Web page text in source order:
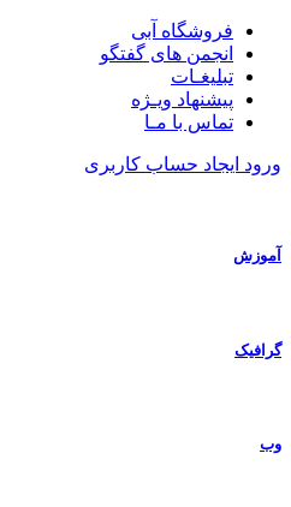
فروشگاه آبی
انجمن های گفتگو
تبلیغـات
پیشنهاد ویـژه
تماس با مـا
ورود ایجاد حساب کاربری
آموزش
گرافیک
وب